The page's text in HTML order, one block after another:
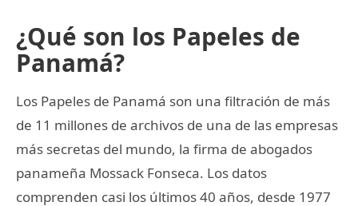
¿Qué son los Papeles de
Panamá?
Los Papeles de Panamá son una filtración de más
de 11 millones de archivos de una de las empresas
más secretas del mundo, la firma de abogados
panameña Mossack Fonseca. Los datos
comprenden casi los últimos 40 años, desde 1977